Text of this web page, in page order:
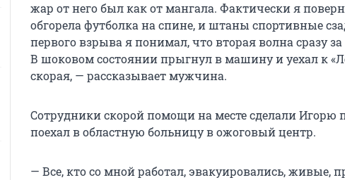
жар от него был как от мангала. Фактически я
обгорела футболка на спине, и штаны спортивные
первого взрыва я понимал, что вторая волна сразу
В шоковом состоянии прыгнул в машину и уехал к
скорая, — рассказывает мужчина.
Сотрудники скорой помощи на месте сделали Игорю
поехал в областную больницу в ожоговый центр.
— Все, кто со мной работал, эвакуировались, живые,